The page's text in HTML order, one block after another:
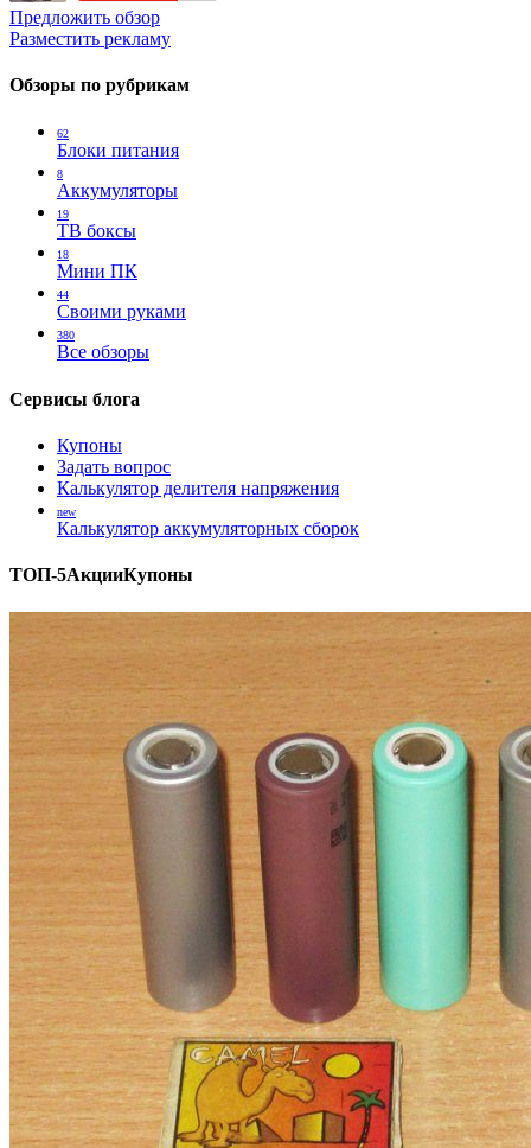
Предложить обзор
Разместить рекламу
Обзоры по рубрикам
62
Блоки питания
8
Аккумуляторы
19
ТВ боксы
18
Мини ПК
44
Своими руками
380
Все обзоры
Сервисы блога
Купоны
Задать вопрос
Калькулятор делителя напряжения
new
Калькулятор аккумуляторных сборок
ТОП-5АкцииКупоны